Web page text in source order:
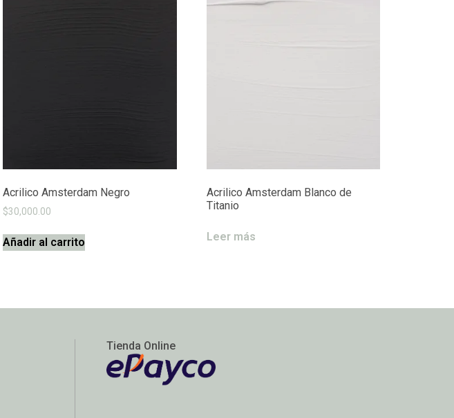
Acrilico Amsterdam Negro
$30,000.00
Añadir al carrito
Acrilico Amsterdam Blanco de
Titanio
Leer más
Tienda Online